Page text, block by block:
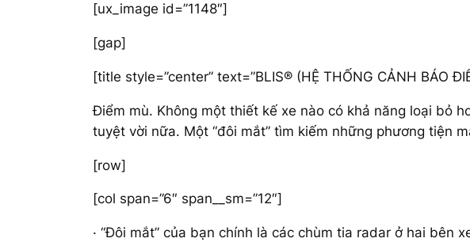
[ux_image id=”1148″]
[gap]
[title style=”center” text=”BLIS® (HỆ THỐNG CẢNH BÁO
Điểm mù. Không một thiết kế xe nào có khả năng loại bỏ
tuyệt vời nữa. Một “đôi mắt” tìm kiếm những phương tiện
[row]
[col span=”6″ span__sm=”12″]
· “Đôi mắt” của bạn chính là các chùm tia radar ở hai